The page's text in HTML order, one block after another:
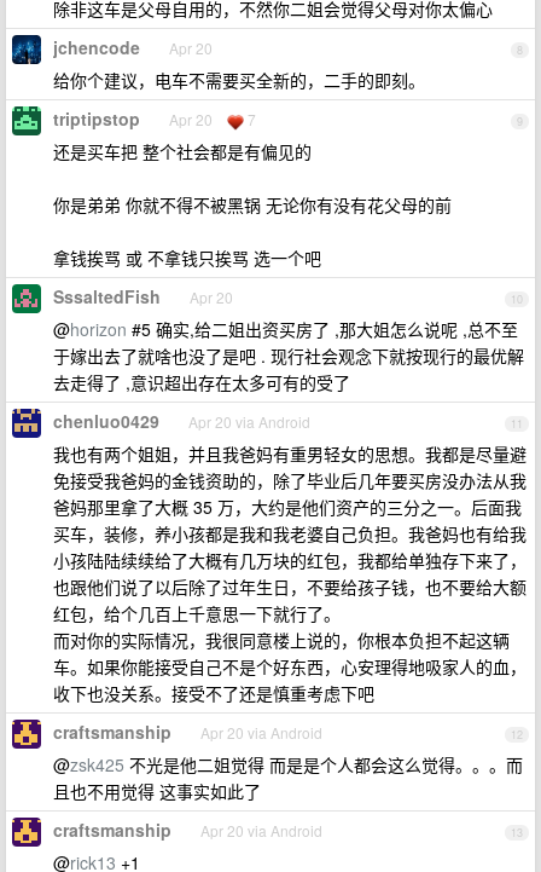
除非这车是父母自用的，不然你二姐会觉得父母对你太偏心
8
jchencode Apr 20
给你个建议，电车不需要买全新的，二手的即刻。
9
triptipstop Apr 20 7
还是买车把 整个社会都是有偏见的
你是弟弟 你就不得不被黑锅 无论你有没有花父母的前
拿钱挨骂 或 不拿钱只挨骂 选一个吧
10
SssaltedFish Apr 20
@horizon #5 确实,给二姐出资买房了 ,那大姐怎么说呢 ,总不至
于嫁出去了就啥也没了是吧 . 现行社会观念下就按现行的最优解
去走得了 ,意识超出存在太多可有的受了
11
chenluo0429 Apr 20 via Android
我也有两个姐姐，并且我爸妈有重男轻女的思想。我都是尽量避
免接受我爸妈的金钱资助的，除了毕业后几年要买房没办法从我
爸妈那里拿了大概 35 万，大约是他们资产的三分之一。后面我
买车，装修，养小孩都是我和我老婆自己负担。我爸妈也有给我
小孩陆陆续续给了大概有几万块的红包，我都给单独存下来了，
也跟他们说了以后除了过年生日，不要给孩子钱，也不要给大额
红包，给个几百上千意思一下就行了。
而对你的实际情况，我很同意楼上说的，你根本负担不起这辆
车。如果你能接受自己不是个好东西，心安理得地吸家人的血，
收下也没关系。接受不了还是慎重考虑下吧
12
craftsmanship Apr 20 via Android
@zsk425 不光是他二姐觉得 而是是个人都会这么觉得。。。而
且也不用觉得 这事实如此了
13
craftsmanship Apr 20 via Android
@rick13 +1